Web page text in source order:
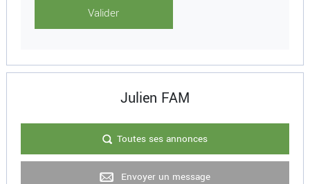
Julien FAM
Toutes ses annonces
Envoyer un message